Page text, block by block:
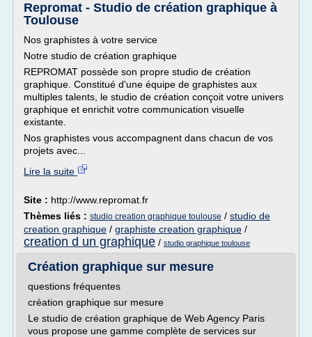
Repromat - Studio de création graphique à
Toulouse
Nos graphistes à votre service
Notre studio de création graphique
REPROMAT possède son propre studio de création
graphique. Constitué d'une équipe de graphistes aux
multiples talents, le studio de création conçoit votre univers
graphique et enrichit votre communication visuelle
existante.
Nos graphistes vous accompagnent dans chacun de vos
projets avec...
Lire la suite
Site : http://www.repromat.fr
Thèmes liés : studio creation graphique toulouse / studio de
creation graphique / graphiste creation graphique /
creation d un graphique / studio graphique toulouse
Création graphique sur mesure
questions fréquentes
création graphique sur mesure
Le studio de création graphique de Web Agency Paris
vous propose une gamme complète de services sur